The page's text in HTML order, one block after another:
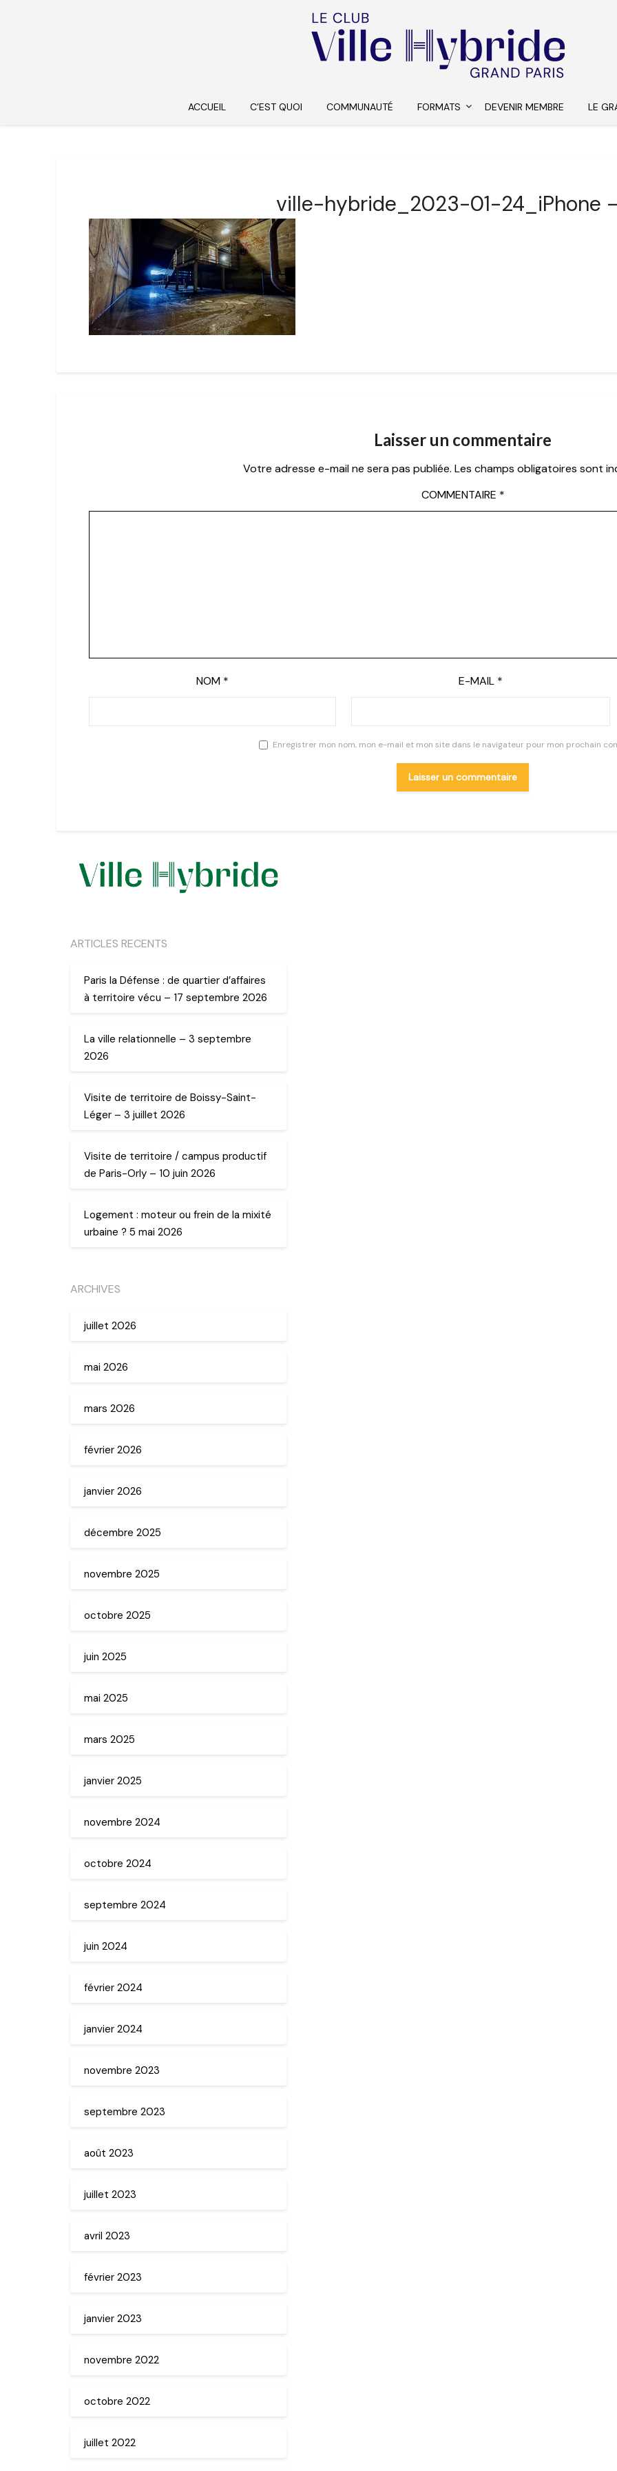
ACCUEIL C’EST QUOI COMMUNAUTÉ FORMATS DEVENIR MEMBRE LE
ville-hybride_2023-01-24_iPhone
Laisser un commentaire
Votre adresse e-mail ne sera pas publiée. Les champs obligatoires sont
COMMENTAIRE *
NOM * E-MAIL *
Enregistrer mon nom, mon e-mail et mon site dans le navigateur pour mon prochain
ARTICLES RECENTS
Paris la Défense : de quartier d’affaires
à territoire vécu – 17 septembre 2026
La ville relationnelle – 3 septembre
2026
Visite de territoire de Boissy-Saint-
Léger – 3 juillet 2026
Visite de territoire / campus productif
de Paris-Orly – 10 juin 2026
Logement : moteur ou frein de la mixité
urbaine ? 5 mai 2026
ARCHIVES
juillet 2026
mai 2026
mars 2026
février 2026
janvier 2026
décembre 2025
novembre 2025
octobre 2025
juin 2025
mai 2025
mars 2025
janvier 2025
novembre 2024
octobre 2024
septembre 2024
juin 2024
février 2024
janvier 2024
novembre 2023
septembre 2023
août 2023
juillet 2023
avril 2023
février 2023
janvier 2023
novembre 2022
octobre 2022
juillet 2022